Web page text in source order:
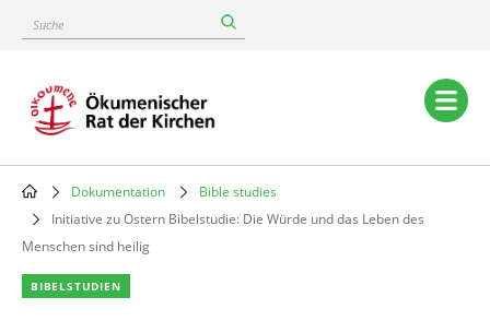
content
Suche
Main
navigation
Breadcrumb
Dokumentation
Bible studies
Initiative zu Ostern Bibelstudie: Die Würde und das Leben des
Menschen sind heilig
BIBELSTUDIEN